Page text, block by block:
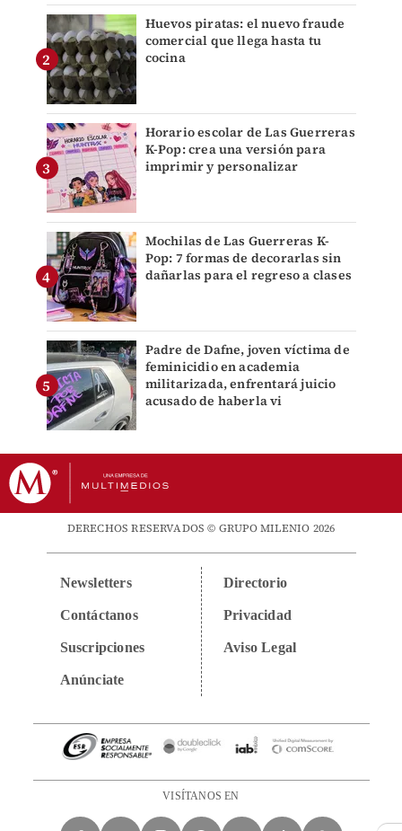
Huevos piratas: el nuevo fraude
comercial que llega hasta tu
cocina
Horario escolar de Las Guerreras
K-Pop: crea una versión para
imprimir y personalizar
Mochilas de Las Guerreras K-
Pop: 7 formas de decorarlas sin
dañarlas para el regreso a clases
Padre de Dafne, joven víctima de
feminicidio en academia
militarizada, enfrentará juicio
acusado de haberla vi
DERECHOS RESERVADOS © GRUPO MILENIO 2026
Newsletters
Contáctanos
Suscripciones
Anúnciate
Directorio
Privacidad
Aviso Legal
VISÍTANOS EN